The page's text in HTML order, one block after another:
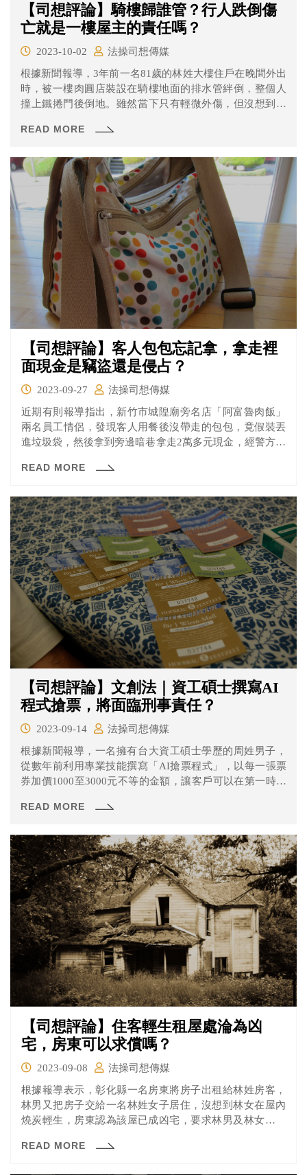
【司想評論】騎樓歸誰管？行人跌倒傷
亡就是一樓屋主的責任嗎？
2023-10-02
法操司想傳媒
根據新聞報導，3年前一名81歲的林姓大樓住戶在晚間外出
時，被一樓肉圓店裝設在騎樓地面的排水管絆倒，整個人
撞上鐵捲門後倒地。雖然當下只有輕微外傷，但沒想到隔
治。
READ MORE
【司想評論】客人包包忘記拿，拿走裡
面現金是竊盜還是侵占？
2023-09-27
法操司想傳媒
近期有則報導指出，新竹市城隍廟旁名店「阿富魯肉飯」
兩名員工情侶，發現客人用餐後沒帶走的包包，竟假裝丟
進垃圾袋，然後拿到旁邊暗巷拿走2萬多元現金，經警方調
皮包，竟沒想要送交警察機關處理，反而起意共同將皮包
共同侵占離本人持有物罪，均處罰金3千元。
READ MORE
【司想評論】文創法｜資工碩士撰寫AI
程式搶票，將面臨刑事責任？
2023-09-14
法操司想傳媒
根據新聞報導，一名擁有台大資工碩士學歷的周姓男子，
從數年前利用專業技能撰寫「AI搶票程式」，以每一張票
券加價1000至3000元不等的金額，讓客戶可以在第一時間
鬆賺到27萬多元。
READ MORE
【司想評論】住客輕生租屋處淪為凶
宅，房東可以求償嗎？
2023-09-08
法操司想傳媒
根據報導表示，彰化縣一名房東將房子出租給林姓房客，
林男又把房子交給一名林姓女子居住，沒想到林女在屋內
燒炭輕生，房東認為該屋已成凶宅，要求林男及林女兒子
輕生行為未造成房屋毀損，房東也無法舉證林男及林女有
READ MORE